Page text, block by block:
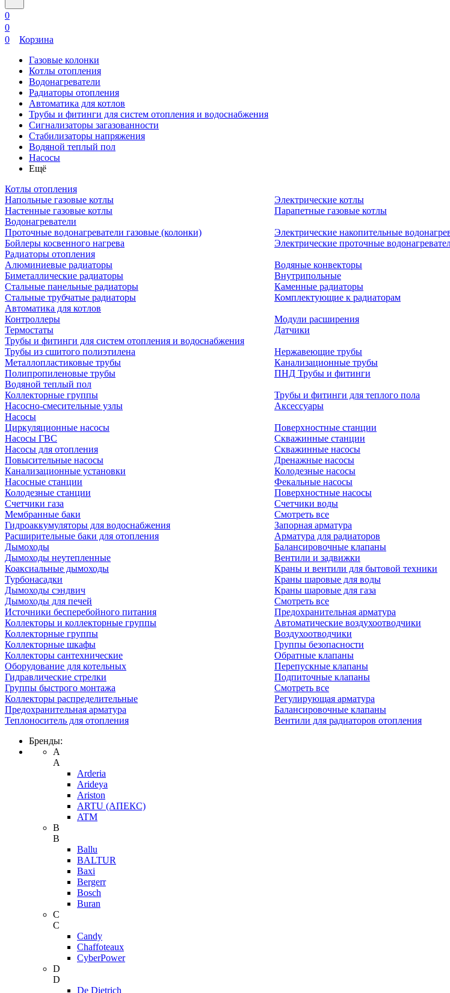
0
0
0
Корзина
Газовые колонки
Котлы отопления
Водонагреватели
Радиаторы отопления
Автоматика для котлов
Трубы и фитинги для систем отопления и водоснабжения
Сигнализаторы загазованности
Стабилизаторы напряжения
Водяной теплый пол
Насосы
Ещё
Котлы отопления
Напольные газовые котлы
Настенные газовые котлы
Электрические котлы
Парапетные газовые котлы
Водонагреватели
Проточные водонагреватели газовые (колонки)
Бойлеры косвенного нагрева
Электрические накопительные
Электрические проточные
Радиаторы отопления
Алюминиевые радиаторы
Биметаллические радиаторы
Стальные панельные радиаторы
Стальные трубчатые радиаторы
Водяные конвекторы
Внутрипольные
Каменные радиаторы
Комплектующие к радиаторам
Автоматика для котлов
Контроллеры
Термостаты
Модули расширения
Датчики
Трубы и фитинги для систем отопления и водоснабжения
Трубы из сшитого полиэтилена
Металлопластиковые трубы
Полипропиленовые трубы
Нержавеющие трубы
Канализационные трубы
ПНД Трубы и фитинги
Водяной теплый пол
Коллекторные группы
Насосно-смесительные узлы
Трубы и фитинги для теплого пола
Аксессуары
Насосы
Циркуляционные насосы
Насосы ГВС
Насосы для отопления
Повысительные насосы
Канализационные установки
Насосные станции
Колодезные станции
Поверхностные станции
Скважинные станции
Скважинные насосы
Дренажные насосы
Колодезные насосы
Фекальные насосы
Поверхностные насосы
Счетчики газа
Мембранные баки
Гидроаккумуляторы для водоснабжения
Расширительные баки для отопления
Дымоходы
Дымоходы неутепленные
Коаксиальные дымоходы
Турбонасадки
Дымоходы сэндвич
Дымоходы для печей
Источники бесперебойного питания
Коллекторы и коллекторные группы
Коллекторные группы
Коллекторные шкафы
Коллекторы сантехнические
Оборудование для котельных
Гидравлические стрелки
Группы быстрого монтажа
Коллекторы распределительные
Предохранительная арматура
Теплоноситель для отопления
Счетчики воды
Смотреть все
Запорная арматура
Арматура для радиаторов
Балансировочные клапаны
Вентили и задвижки
Краны и вентили для бытовой техники
Краны шаровые для воды
Краны шаровые для газа
Смотреть все
Предохранительная арматура
Автоматические воздухоотводчики
Воздухоотводчики
Группы безопасности
Обратные клапаны
Перепускные клапаны
Подпиточные клапаны
Смотреть все
Регулирующая арматура
Балансировочные клапаны
Вентили для радиаторов отопления
Бренды:
A
A
Arderia
Arideya
Ariston
ARTU (АПЕКС)
ATM
B
B
Ballu
BALTUR
Baxi
Bergerr
Bosch
Buran
C
C
Candy
Chaffoteaux
CyberPower
D
D
De Dietrich